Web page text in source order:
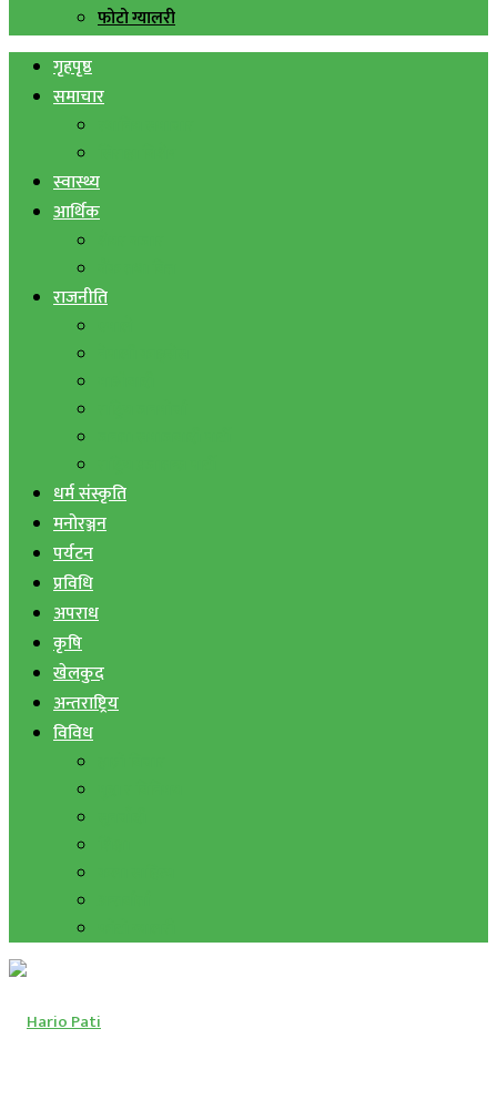
फोटो ग्यालरी
गृहपृष्ठ
समाचार
स्वास्थ्य
आर्थिक
राजनीति
धर्म संस्कृति
मनोरञ्जन
पर्यटन
प्रविधि
अपराध
कृषि
खेलकुद
अन्तराष्ट्रिय
विविध